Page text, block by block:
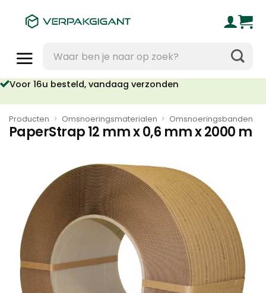
naar:
Voor 16u besteld, vandaag verzonden
Producten > Omsnoeringsmaterialen > Omsnoeringsbanden
PaperStrap 12 mm x 0,6 mm x 2000 m